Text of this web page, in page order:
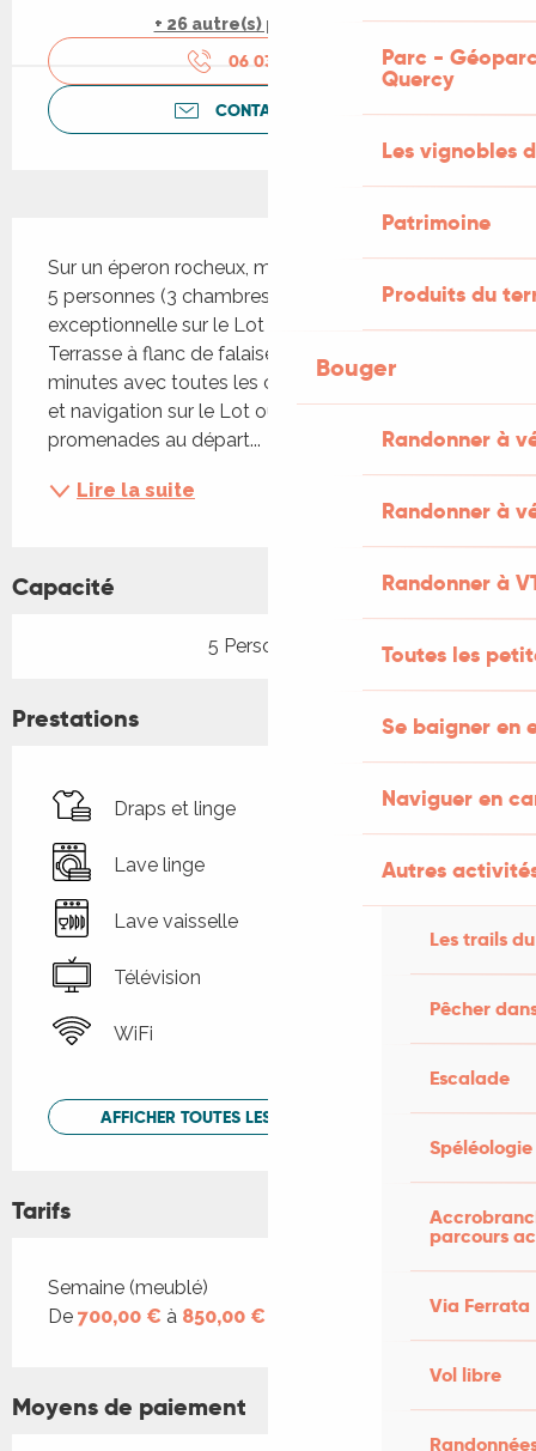
Parc -
Quercy
Les vignobles
Patrimoine
Produits du
Bouger
Randonner à
Randonner à
Randonner à
Toutes les
Se baigner en
Naviguer en
Autres
Les trails
Pêcher
Escalade
Spéléologie
parcours
Via Ferrata
Vol libre
+ 26 autre(s) prestation(s)
06 03 16 37
CONTACTEZ-NOUS
Sur un éperon rocheux, maison de village pour 2 à
5 personnes (3 chambres) avec vue
exceptionnelle sur le Lot et petit jardin suspendu.
Terrasse à flanc de falaise. Cajarc à moins de 10
minutes avec toutes les commodités. Baignade
et navigation sur le Lot ou le Célé. Nombreuses
promenades au départ...
Lire la suite
Capacité
5 Personne(s)
Prestations
Draps et linge
Lave linge
Lave vaisselle
Télévision
WiFi
AFFICHER TOUTES LES PRESTATIONS
Tarifs
Tarifs 2026
Semaine (meublé)
De 700,00 € à 850,00 €
Moyens de paiement